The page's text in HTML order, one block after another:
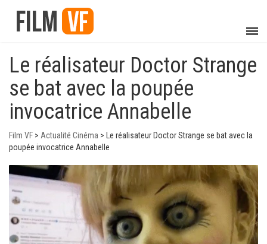
Le réalisateur Doctor Strange
se bat avec la poupée
invocatrice Annabelle
Film VF > Actualité Cinéma >
Le réalisateur Doctor Strange se bat avec la
poupée invocatrice Annabelle